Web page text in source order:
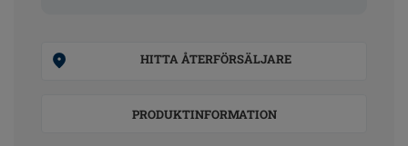
HITTA ÅTERFÖRSÄLJARE
PRODUKTINFORMATION